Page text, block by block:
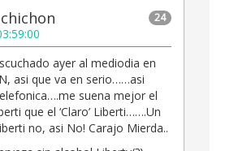
24
ayer al mediodia en
asi que va en serio……asi
suena mejor el
que el ‘Claro’ Liberti…….Un
no, asi No! Carajo Mierda..